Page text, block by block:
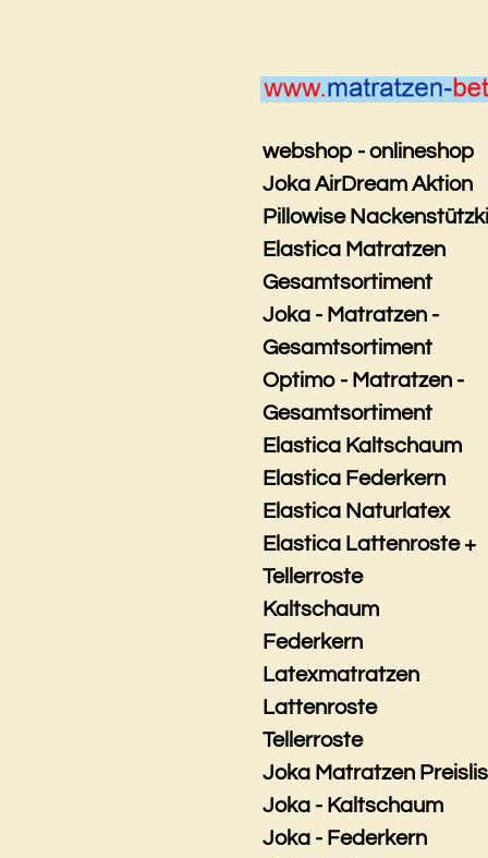
webshop - onlineshop
Joka AirDream Aktion
Pillowise
Elastica Matratzen
Gesamtsortiment
Joka - Matratzen -
Gesamtsortiment
Optimo - Matratzen -
Gesamtsortiment
Elastica Kaltschaum
Elastica Federkern
Elastica Naturlatex
Elastica Lattenroste +
Tellerroste
Kaltschaum
Federkern
Latexmatratzen
Lattenroste
Tellerroste
Joka Matratzen
Joka - Kaltschaum
Joka - Federkern